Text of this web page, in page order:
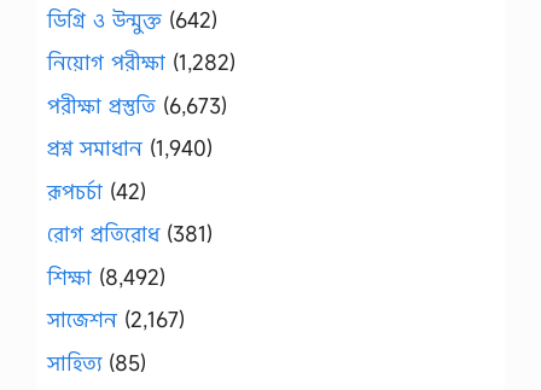
ডিগ্রি ও উন্মুক্ত (642)
নিয়োগ পরীক্ষা (1,282)
পরীক্ষা প্রস্তুতি (6,673)
প্রশ্ন সমাধান (1,940)
রূপচর্চা (42)
রোগ প্রতিরোধ(381)
শিক্ষা (8,492)
সাজেশন (2,167)
সাহিত্য(85)